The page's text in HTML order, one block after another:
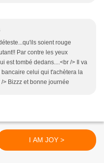
soient rouge
Par contre les yeux
est tombé dedans....<br /> Il va
celui qui t'achètera la
> Bizzz et bonne journée
I AM JOY >